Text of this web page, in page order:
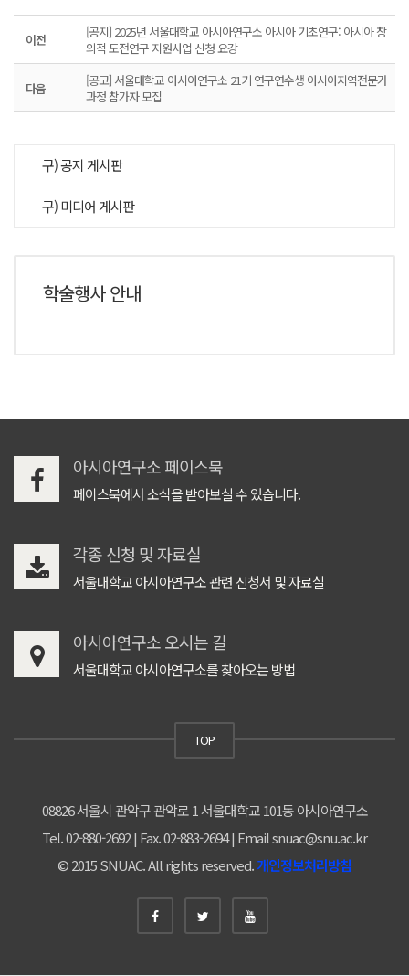
이전
[공지] 2025년 서울대학교 아시아연구소 아시아 기초연구: 아시아 창
의적 도전연구 지원사업 신청 요강
다음
[공고] 서울대학교 아시아연구소 21기 연구연수생 아시아지역전문가
과정 참가자 모집
구) 공지 게시판
구) 미디어 게시판
학술행사 안내
아시아연구소 페이스북
페이스북에서 소식을 받아보실 수 있습니다.
각종 신청 및 자료실
서울대학교 아시아연구소 관련 신청서 및 자료실
아시아연구소 오시는 길
서울대학교 아시아연구소를 찾아오는 방법
TOP
08826 서울시 관악구 관악로 1 서울대학교 101동 아시아연구소
Tel. 02-880-2692 | Fax. 02-883-2694 | Email snuac@snu.ac.kr
© 2015 SNUAC. All rights reserved.개인정보처리방침